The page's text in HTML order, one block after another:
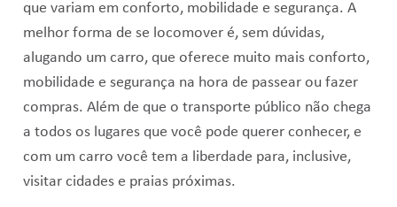
que variam em conforto, mobilidade e segurança. A
melhor forma de se locomover é, sem dúvidas,
alugando um carro, que oferece muito mais conforto,
mobilidade e segurança na hora de passear ou fazer
compras. Além de que o transporte público não chega
a todos os lugares que você pode querer conhecer, e
com um carro você tem a liberdade para, inclusive,
visitar cidades e praias próximas.